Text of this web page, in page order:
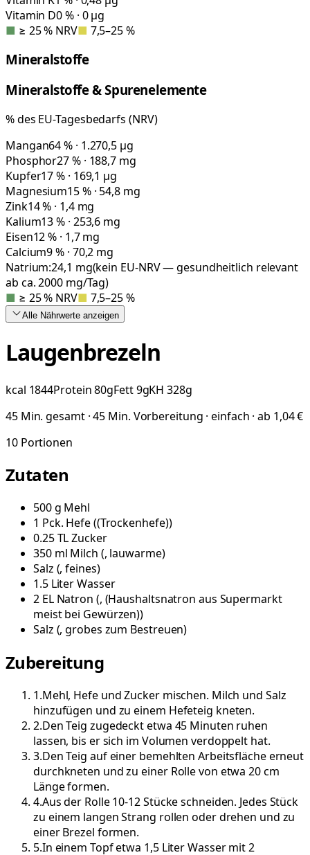
Vitamin D0 % · 0 µg
■ ≥ 25 % NRV■ 7,5–25 %
Mineralstoffe
Mineralstoffe & Spurenelemente
% des EU-Tagesbedarfs (NRV)
Mangan64 % · 1.270,5 µg
Phosphor27 % · 188,7 mg
Kupfer17 % · 169,1 µg
Magnesium15 % · 54,8 mg
Zink14 % · 1,4 mg
Kalium13 % · 253,6 mg
Eisen12 % · 1,7 mg
Calcium9 % · 70,2 mg
Natrium:24,1 mg(kein EU-NRV — gesundheitlich relevant
ab ca. 2000 mg/Tag)
■ ≥ 25 % NRV■ 7,5–25 %
Alle Nährwerte anzeigen
Laugenbrezeln
kcal 1844Protein80gFett9gKH 328g
45 Min. gesamt · 45 Min. Vorbereitung · einfach · ab 1,04 €
10 Portionen
Zutaten
500g Mehl
1 Pck. Hefe((Trockenhefe))
0.25TLZucker
350 ml Milch (, lauwarme)
Salz (, feines)
1.5 LiterWasser
2 EL Natron (, (Haushaltsnatron aus Supermarkt
meist bei Gewürzen))
Salz (, grobes zum Bestreuen)
Zubereitung
1.Mehl, Hefe und Zucker mischen. Milch und Salz
hinzufügen und zu einem Hefeteig kneten.
2.Den Teig zugedeckt etwa 45 Minuten ruhen
lassen, bis er sich im Volumen verdoppelt hat.
3.Den Teig auf einer bemehlten Arbeitsfläche erneut
durchkneten und zu einer Rolle von etwa 20 cm
Länge formen.
4.Aus der Rolle 10-12 Stücke schneiden. Jedes Stück
zu einem langen Strang rollen oder drehen und zu
einer Brezel formen.
5.In einem Topf etwa 1,5 Liter Wasser mit 2